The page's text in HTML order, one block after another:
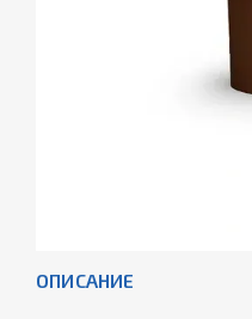
ОПИСАНИЕ